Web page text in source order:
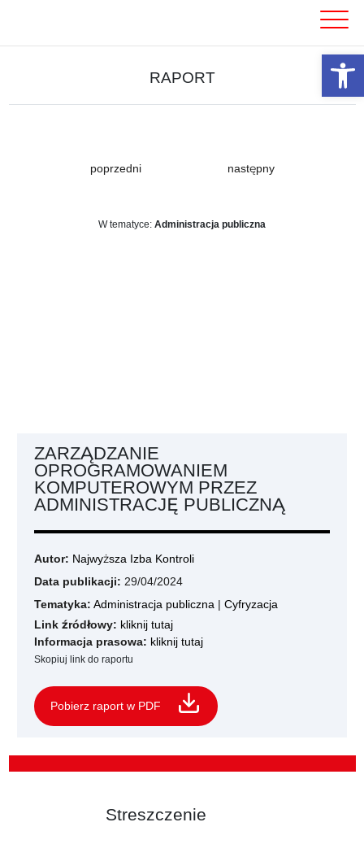
RAPORT
poprzedni następny
W tematyce: Administracja publiczna
ZARZĄDZANIE
OPROGRAMOWANIEM
KOMPUTEROWYM PRZEZ
ADMINISTRACJĘ PUBLICZNĄ
Autor: Najwyższa Izba Kontroli
Data publikacji: 29/04/2024
Tematyka: Administracja publiczna | Cyfryzacja
Link źródłowy: kliknij tutaj
Informacja prasowa: kliknij tutaj
Skopiuj link do raportu
Pobierz raport w PDF
Streszczenie